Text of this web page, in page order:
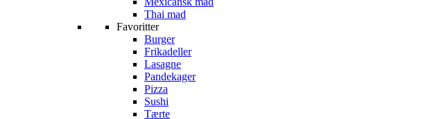
Thai mad
Favoritter
Burger
Frikadeller
Lasagne
Pandekager
Pizza
Sushi
Tærte